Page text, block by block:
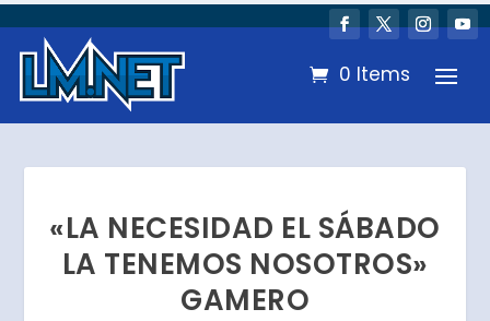
0 Items
«LA NECESIDAD EL SÁBADO
LA TENEMOS NOSOTROS»
GAMERO